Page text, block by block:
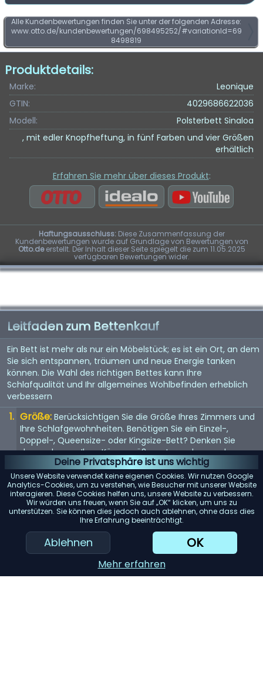
Deine Privatsphäre ist uns wichtig
Unsere Website verwendet keine eigenen Cookies. Wir nutzen Google
Analytics-Cookies, um zu verstehen, wie Besucher mit unserer Website
interagieren. Diese Cookies helfen uns, unsere Website zu verbessern.
Wir würden uns freuen, wenn Sie auf „OK“ klicken, um uns zu
unterstützen. Sie können dies jedoch auch ablehnen, ohne dass dies
Ihre Erfahrung beeinträchtigt.
Ablehnen OK
Mehr erfahren
Alle Kundenbewertungen finden Sie unter der folgenden Adresse:
www.otto.de/kundenbewertungen/698495252/#variationId=69
8498819
Produktdetails:
Marke:
Leonique
GTIN:
4029686622036
Modell:
Polsterbett Sinaloa
, mit edler Knopfheftung, in fünf Farben und vier Größen
erhältlich
Erfahren Sie mehr über dieses Produkt:
Haftungsausschluss:Diese Zusammenfassung der
Kundenbewertungen wurde auf Grundlage von Bewertungen von
Otto.deerstellt. Der Inhalt dieser Seite spiegelt die zum 11.05.2025
verfügbaren Bewertungen wider.
Leitfaden zum Bettenkauf
Ein Bett ist mehr als nur ein Möbelstück; es ist ein Ort, an dem
Sie sich entspannen, träumen und neue Energie tanken
können. Die Wahl des richtigen Bettes kann Ihre
Schlafqualität und Ihr allgemeines Wohlbefinden erheblich
verbessern
Größe: Berücksichtigen Sie die Größe Ihres Zimmers und
Ihre Schlafgewohnheiten. Benötigen Sie ein Einzel-,
Doppel-, Queensize- oder Kingsize-Bett? Denken Sie
daran, dass es Ihrer Körpergröße entsprechen und
genügend Platz bieten sollte, wenn Sie es mit jemandem
teilen.
Matratze: Die Matratze ist entscheidend für einen guten
Schlaf. Suchen Sie nach einer Matratze, die Ihr
Körpergewicht gleichmäßig verteilt und Ihren
Komfortvorlieben entspricht, sei es weich, mittel oder
Rahmenmaterial: Das Material des Bettrahmens trägt